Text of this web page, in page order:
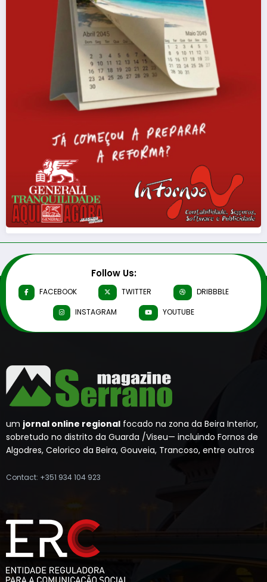
Follow Us:
FACEBOOK TWITTER
DRIBBBLE
INSTAGRAM
YOUTUBE
um jornal online regional focado na zona da Beira Interior,
sobretudo no distrito da Guarda /Viseu— incluindo Fornos de
Algodres, Celorico da Beira, Gouveia, Trancoso, entre outros
Contact: +351 934 104 923